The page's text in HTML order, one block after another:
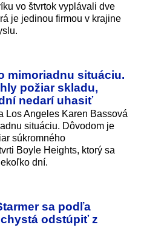
vo štvrtok vyplávali dve
je jedinou firmou v krajine
mimoriadnu situáciu.
požiar skladu,
nedarí uhasiť
Los Angeles Karen Bassová
situáciu. Dôvodom je
súkromného
Boyle Heights, ktorý sa
dní.
sa podľa
odstúpiť z